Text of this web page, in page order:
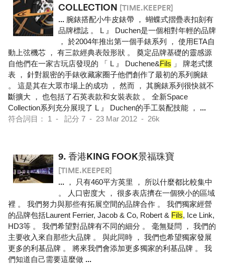
COLLECTION [TIME.KEEPER]
... 腕錶搭配小牛皮錶帶 ， 蝴蝶式摺疊表扣刻有
品牌標誌 。 L 』 Duchen是一個相對年輕的品牌
， 於2004年推出第一個手錶系列 ， 使用ETA自
動上弦機芯 ， 有三款經典表殼形狀 。 奠定品牌基礎的靈感源
自他們在一家古玩店發現的 「 L 』 Duchene&Fils 」 牌老式懷
表 ， 針對親密的手錶收藏家圈子他們創作了最初的系列腕錶
。 這是其在大眾市場上的成功 ， 然而 ， 其腕錶系列很快就不
斷擴大 ， 也包括了石英表款和女裝表款 。 全新Space
Collection系列充分展現了 L 』 Duchen的手工裝配技能 ， ...
符合詞目： 1 - 記分 7 - 23 Mar 2012 - 26k
9. 香港KING FOOK景福珠寶
[TIME.KEEPER]
... ， 只有460平方英里 ， 所以什麼都比較集中
。 人口密度大 ， 很多表店擠在一個狹小的區域
裡 。 我們努力與那些有拓展空間的品牌合作 。 我們獨家經營
的品牌包括Laurent Ferrier, Jacob & Co, Robert & Fils, Ice Link,
HD3等 。 我們希望對品牌有不同的細分 。 毫無疑問 ， 我們的
主要收入來自那些大品牌 。 與此同時 ， 我們也希望獨家發展
更多的利基品牌 。 將來我們會添加更多獨家的利基品牌 。 我
們知道自己需要這麼做 ...